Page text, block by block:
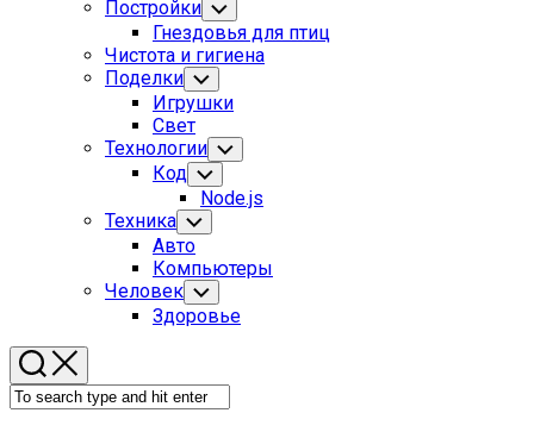
Постройки Toggle
Child
Menu
Гнездовья для птиц
Чистота и гигиена
Поделки Toggle
Child
Menu
Игрушки
Свет
Технологии Toggle
Child
Menu
Код Toggle
Child
Menu
Node.js
Техника Toggle
Child
Menu
Авто
Компьютеры
Человек Toggle
Child
Menu
Здоровье